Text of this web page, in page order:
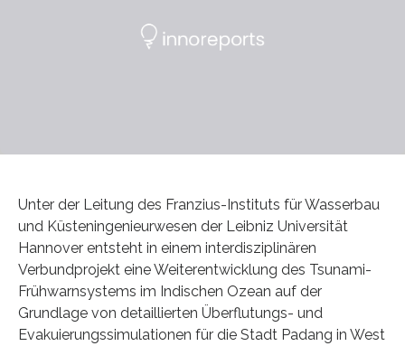
Unter der Leitung des Franzius-Instituts für Wasserbau
und Küsteningenieurwesen der Leibniz Universität
Hannover entsteht in einem interdisziplinären
Verbundprojekt eine Weiterentwicklung des Tsunami-
Frühwarnsystems im Indischen Ozean auf der
Grundlage von detaillierten Überflutungs- und
Evakuierungssimulationen für die Stadt Padang in West